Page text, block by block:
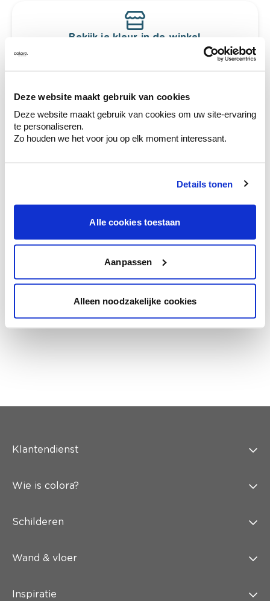
Deze website maakt gebruik van cookies
Deze website maakt gebruik van cookies om uw site-ervaring
te personaliseren.
Zo houden we het voor jou op elk moment interessant.
Details tonen
Alle cookies toestaan
Aanpassen
Alleen noodzakelijke cookies
Bekijk je kleur in de winkel
Ontdek er kleurechte stalen van je
te verfijnen.
Krijg persoonlijk advies om kleuren te
combineren.
Krijg kleuradvies op basis van de lichtinval
en je meubels.
Krijg ineens een technologische check-up
Klantendienst
Wie is colora?
Schilderen
Wand & vloer
Inspiratie